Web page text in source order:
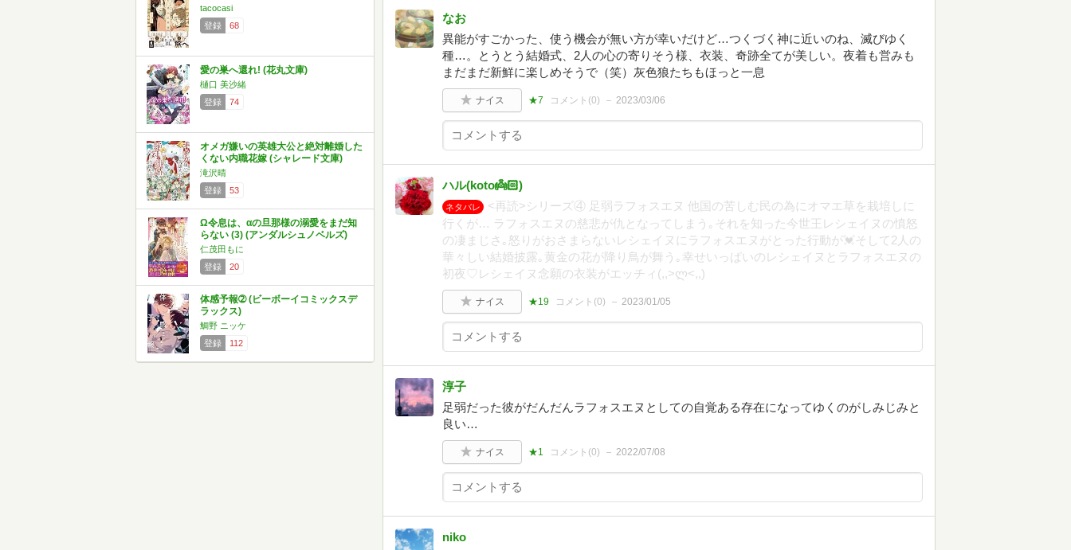
tacocasi
登録
68
愛の巣へ還れ! (花丸文庫)
樋口 美沙緒
登録
74
オメガ嫌いの英雄大公と絶対離婚した
くない内職花嫁 (シャレード文庫)
滝沢晴
登録
53
Ω令息は、αの旦那様の溺愛をまだ知
らない (3) (アンダルシュノベルズ)
仁茂田もに
登録
20
体感予報➁ (ビーボーイコミックスデ
ラックス)
鯛野 ニッケ
登録
112
なお
異能がすごかった、使う機会が無い方が幸いだけど…つくづく神に近いのね、滅びゆく
種…。とうとう結婚式、2人の心の寄りそう様、衣装、奇跡全てが美しい。夜着も営みも
まだまだ新鮮に楽しめそうで（笑）灰色狼たちもほっと一息
ナイス ★7 コメント(0) 2023/03/06
ハル(koto👼🏻‎)
ネタバレ
<再読>シリーズ④ 足弱ラフォスエヌ 他国の苦しむ民の為にオマエ草を栽培しに
行くが… ラフォスエヌの慈悲が仇となってしまう｡それを知った今世王レシェイヌの憤怒
の凄まじさ｡怒りがおさまらないレシェイヌにラフォスエヌがとった行動が💓そして2人の
華々しい結婚披露｡黄金の花が降り鳥が舞う｡幸せいっぱいのレシェイヌとラフォスエヌの
初夜♡レシェイヌ念願の衣装がエッチィ(,,>ლ<,,)
ナイス ★19 コメント(0) 2023/01/05
淳子
足弱だった彼がだんだんラフォスエヌとしての自覚ある存在になってゆくのがしみじみと
良い…
ナイス ★1 コメント(0) 2022/07/08
niko